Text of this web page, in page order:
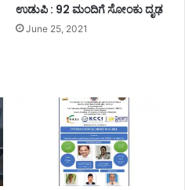
ಉಡುಪಿ : 92 ಮಂದಿಗೆ ಸೋಂಕು ದೃಢ
June 25, 2021